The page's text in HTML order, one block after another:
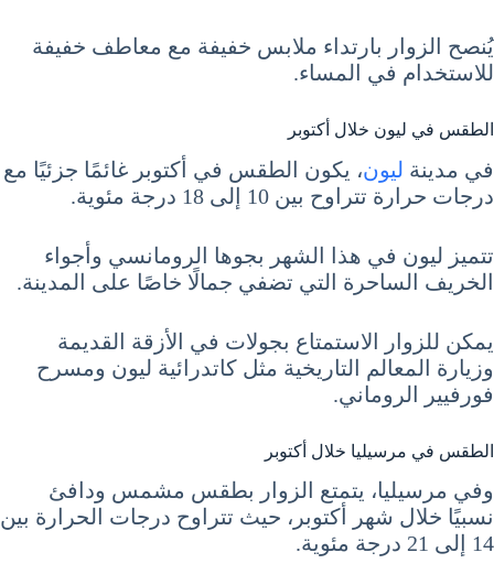
يُنصح الزوار بارتداء ملابس خفيفة مع معاطف خفيفة
للاستخدام في المساء.
الطقس في ليون خلال أكتوبر
في مدينة ليون، يكون الطقس في أكتوبر غائمًا جزئيًا مع
درجات حرارة تتراوح بين 10 إلى 18 درجة مئوية.
تتميز ليون في هذا الشهر بجوها الرومانسي وأجواء
الخريف الساحرة التي تضفي جمالًا خاصًا على المدينة.
يمكن للزوار الاستمتاع بجولات في الأزقة القديمة
وزيارة المعالم التاريخية مثل كاتدرائية ليون ومسرح
فورفيير الروماني.
الطقس في مرسيليا خلال أكتوبر
وفي مرسيليا، يتمتع الزوار بطقس مشمس ودافئ
نسبيًا خلال شهر أكتوبر، حيث تتراوح درجات الحرارة بين
14 إلى 21 درجة مئوية.